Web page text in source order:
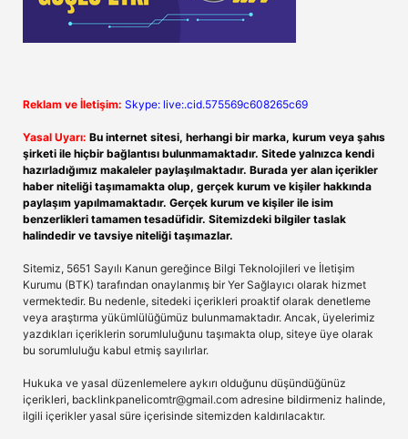
Reklam ve İletişim: Skype: live:.cid.575569c608265c69
Yasal Uyarı: Bu internet sitesi, herhangi bir marka, kurum veya şahıs
şirketi ile hiçbir bağlantısı bulunmamaktadır. Sitede yalnızca kendi
hazırladığımız makaleler paylaşılmaktadır. Burada yer alan içerikler
haber niteliği taşımamakta olup, gerçek kurum ve kişiler hakkında
paylaşım yapılmamaktadır. Gerçek kurum ve kişiler ile isim
benzerlikleri tamamen tesadüfidir. Sitemizdeki bilgiler taslak
halindedir ve tavsiye niteliği taşımazlar.
Sitemiz, 5651 Sayılı Kanun gereğince Bilgi Teknolojileri ve İletişim
Kurumu (BTK) tarafından onaylanmış bir Yer Sağlayıcı olarak hizmet
vermektedir. Bu nedenle, sitedeki içerikleri proaktif olarak denetleme
veya araştırma yükümlülüğümüz bulunmamaktadır. Ancak, üyelerimiz
yazdıkları içeriklerin sorumluluğunu taşımakta olup, siteye üye olarak
bu sorumluluğu kabul etmiş sayılırlar.
Hukuka ve yasal düzenlemelere aykırı olduğunu düşündüğünüz
içerikleri, backlinkpanelicomtr@gmail.com adresine bildirmeniz halinde,
ilgili içerikler yasal süre içerisinde sitemizden kaldırılacaktır.